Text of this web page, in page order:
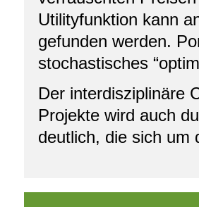
Utilityfunktion kann
gefunden werden.
stochastisches
Der interdisziplinäre
Projekte wird auch
deutlich, die sich um